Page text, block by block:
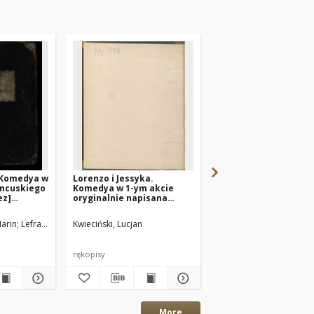
w
Lefranc, Auguste Halpert, Leontyna (tł.)
Lorenzo i Jessyka.
Komedya w 1-ym akcie
oryginalnie napisana
Kwiecińskiego
Kwieciński, Lucjan
rękopisy